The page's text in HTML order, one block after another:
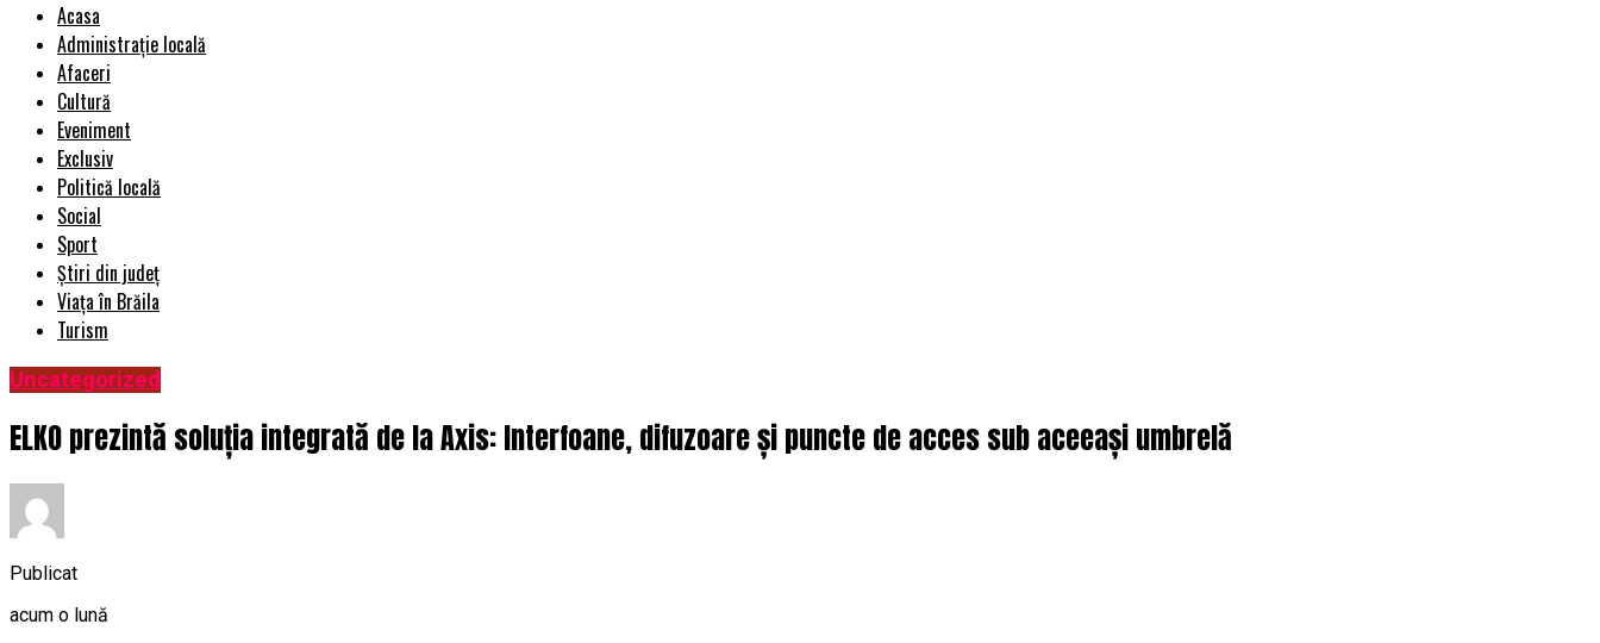
Acasa
Administrație locală
Afaceri
Cultură
Eveniment
Exclusiv
Politică locală
Social
Sport
Știri din județ
Viața în Brăila
Turism
Uncategorized
ELKO prezintă soluția integrată de la Axis: Interfoane, difuzoare și puncte de acces sub aceeași umbrelă
Publicat
acum o lună